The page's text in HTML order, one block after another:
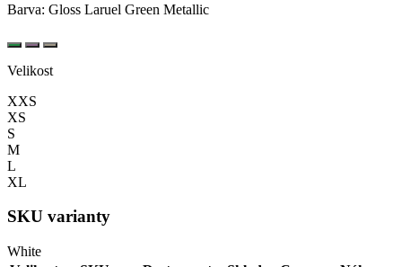
Barva: Gloss Laruel Green Metallic
Velikost
XXS
XS
S
M
L
XL
SKU varianty
White